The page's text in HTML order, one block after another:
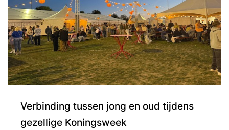
Verbinding tussen jong en oud tijdens
gezellige Koningsweek